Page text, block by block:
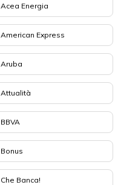
Acea Energia
American Express
Aruba
Attualità
BBVA
Bonus
Che Banca!